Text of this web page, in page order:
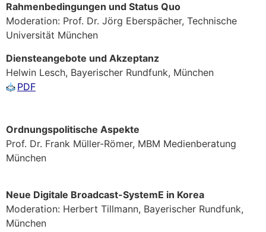
Rahmenbedingungen und Status Quo
Moderation: Prof. Dr. Jörg Eberspächer, Technische
Universität München
Diensteangebote und Akzeptanz
Helwin Lesch, Bayerischer Rundfunk, München
PDF
Ordnungspolitische Aspekte
Prof. Dr. Frank Müller-Römer, MBM Medienberatung
München
Neue Digitale Broadcast-SystemE in Korea
Moderation: Herbert Tillmann, Bayerischer Rundfunk,
München